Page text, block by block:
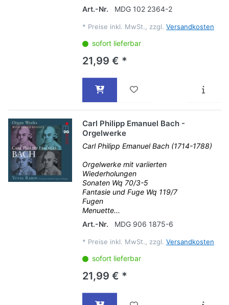
Art.-Nr.
MDG 102 2364-2
* Preise inkl. MwSt., zzgl. Versandkosten
sofort lieferbar
21,99 € *
Carl Philipp Emanuel Bach -
Orgelwerke
Carl Philipp Emanuel Bach (1714-1788)
Orgelwerke mit variierten
Wiederholungen
Sonaten Wq 70/3-5
Fantasie und Fuge Wq 119/7
Fugen
Menuette...
Art.-Nr.
MDG 906 1875-6
* Preise inkl. MwSt., zzgl. Versandkosten
sofort lieferbar
21,99 € *